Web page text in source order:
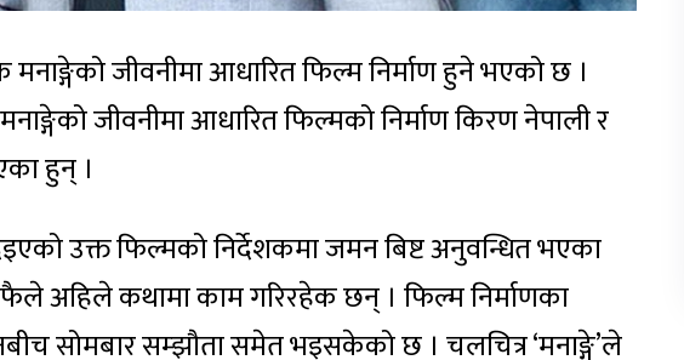
जीवनीमा आधारित फिल्म निर्माण हुने भएको छ ।
जीवनीमा आधारित फिल्मको निर्माण किरण नेपाली र
हुन् ।
उक्त फिल्मको निर्देशकमा जमन बिष्ट अनुवन्धित भएका
अहिले कथामा काम गरिरहेक छन् । फिल्म निर्माणका
सोमबार सम्झौता समेत भइसकेको छ । चलचित्र ‘मनाङ्गे’ले